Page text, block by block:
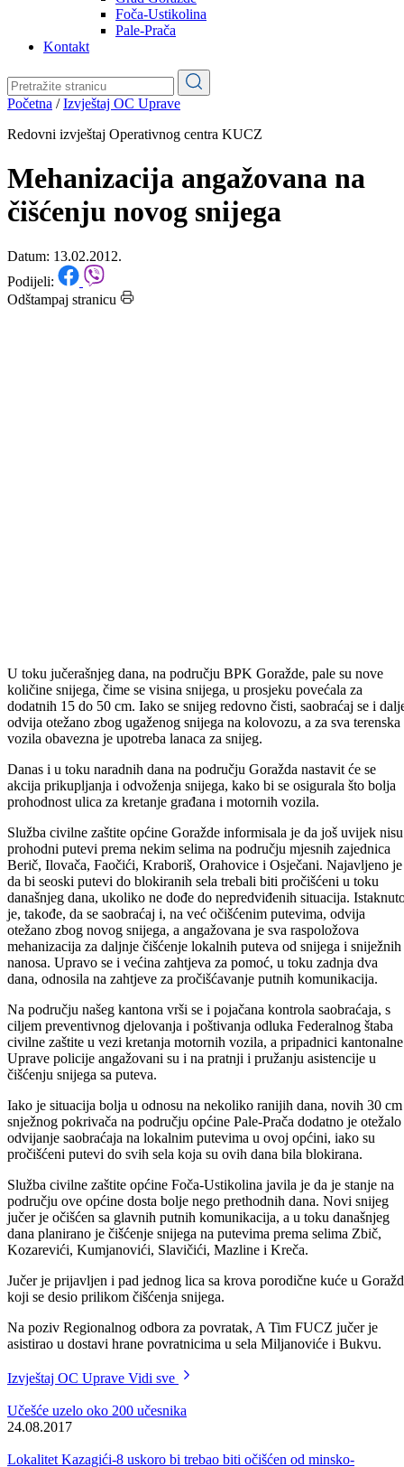
Općine
Pale-Prača
Kontakt
Redovni izvještaj Operativnog centra KUCZ
Mehanizacija angažovana na
čišćenju novog snijega
Datum: 13.02.2012.
U toku jučerašnjeg dana, na području BPK Goražde, pale su nove
dodatnih 15 do 50 cm. Iako se snijeg redovno čisti, saobraćaj se i
odvija otežano zbog ugaženog snijega na kolovozu, a za sva terenska
Danas i u toku naradnih dana na području Goražda nastavit će se
prohodnost ulica za kretanje građana i motornih vozila.
Služba civilne zaštite općine Goražde informisala je da još uvijek nisu
prohodni putevi prema nekim selima na području mjesnih zajednica
da bi seoski putevi do blokiranih sela trebali biti pročišćeni u toku